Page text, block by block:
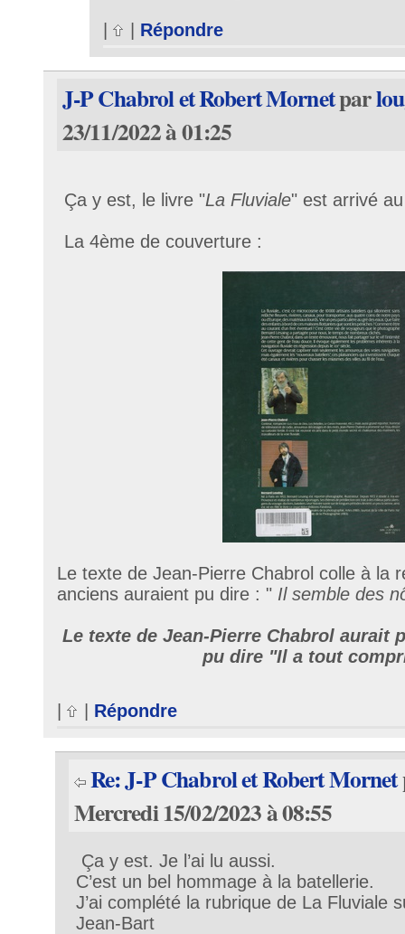
| | Répondre
J-P Chabrol et Robert Mornetpar
23/11/2022 à 01:25
Ça y est, le livre "La Fluviale" est arrivé
La 4ème de couverture :
Le texte de Jean-Pierre Chabrol colle à la
anciens auraient pu dire : "Il semble des
Le texte de Jean-Pierre Chabrol aurait
pu dire "Il a tout
Répondre
Re: J-P Chabrol et Robert Mornet
Mercredi 15/02/2023 à 08:55
Ça y est. Je l’ai lu aussi.
C’est un bel hommage à la batellerie.
J’ai complété la rubrique de La Fluviale
Jean-Bart